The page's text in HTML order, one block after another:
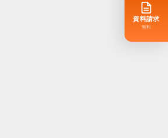
資料請求
無料